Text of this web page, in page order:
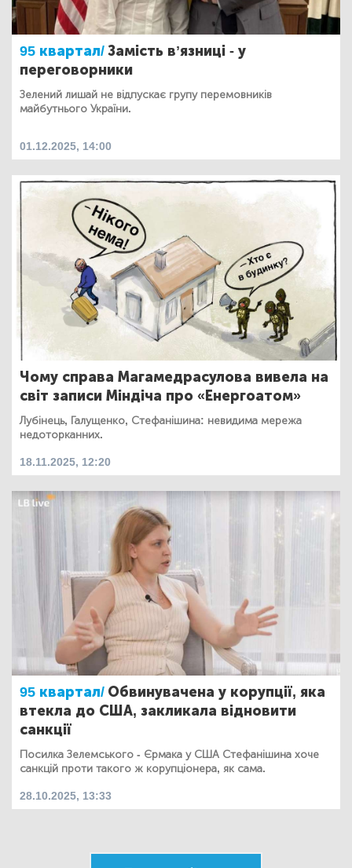
95 квартал/Замість вʼязниці - у
переговорники
Зелений лишай не відпускає групу перемовників
майбутнього України.
01.12.2025, 14:00
Чому справа Магамедрасулова вивела на
світ записи Міндіча про «Енергоатом»
Лубінець, Галущенко, Стефанішина: невидима мережа
недоторканних.
18.11.2025, 12:20
95 квартал/ Обвинувачена у корупції, яка
втекла до США, закликала відновити
санкції
Посилка Зелемського - Єрмака у США Стефанішина хоче
санкцій проти такого ж корупціонера, як сама.
28.10.2025, 13:33